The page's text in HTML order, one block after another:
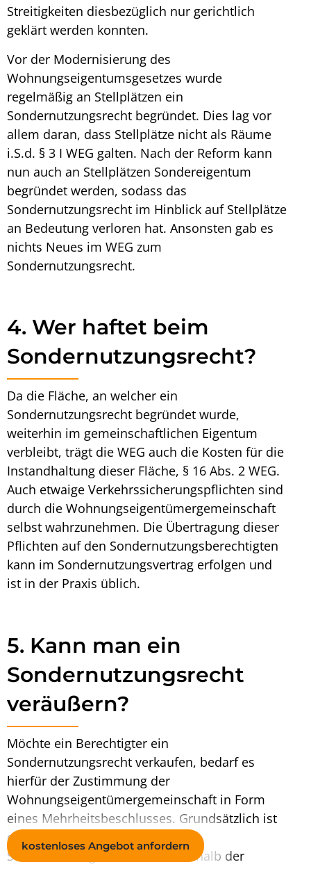
kostenloses Angebot anfordern
Streitigkeiten diesbezüglich nur gerichtlich
geklärt werden konnten.
Vor der Modernisierung des
Wohnungseigentumsgesetzes wurde
regelmäßig an Stellplätzen ein
Sondernutzungsrecht begründet. Dies lag vor
allem daran, dass Stellplätze nicht als Räume
i.S.d. § 3 I WEG galten. Nach der Reform kann
nun auch an Stellplätzen Sondereigentum
begründet werden, sodass das
Sondernutzungsrecht im Hinblick auf Stellplätze
an Bedeutung verloren hat. Ansonsten gab es
nichts Neues im WEG zum
Sondernutzungsrecht.
4. Wer haftet beim
Sondernutzungsrecht?
Da die Fläche, an welcher ein
Sondernutzungsrecht begründet wurde,
weiterhin im gemeinschaftlichen Eigentum
verbleibt, trägt die WEG auch die Kosten für die
Instandhaltung dieser Fläche, § 16 Abs. 2 WEG.
Auch etwaige Verkehrssicherungspflichten sind
durch die Wohnungseigentümergemeinschaft
selbst wahrzunehmen. Die Übertragung dieser
Pflichten auf den Sondernutzungsberechtigten
kann im Sondernutzungsvertrag erfolgen und
ist in der Praxis üblich.
5. Kann man ein
Sondernutzungsrecht
veräußern?
Möchte ein Berechtigter ein
Sondernutzungsrecht verkaufen, bedarf es
hierfür der Zustimmung der
Wohnungseigentümergemeinschaft in Form
eines Mehrheitsbeschlusses. Grundsätzlich ist
eine (isolierte) Übertragung des
Sondernutzungsrechts nur innerhalb der